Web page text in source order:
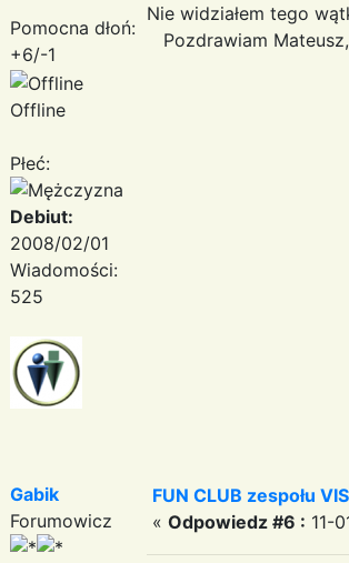
Pomocna dłoń:
+6/-1
Offline
Płeć:
Debiut:
2008/02/01
Wiadomości:
525
Nie widziałem tego
Pozdrawiam
Gabik
Forumowicz
FUN CLUB zespołu
« Odpowiedz #6 : 11-